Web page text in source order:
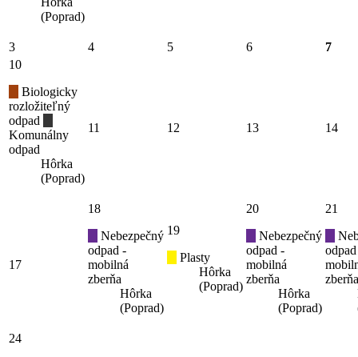
(Poprad)
3 4 5 6
7
10
Biologicky
rozložiteľný
odpad
Komunálny
odpad
Hôrka
(Poprad)
11 12 13 14
17
18
Nebezpečný
odpad -
mobilná
zberňa
Hôrka
(Poprad)
19
Plasty
Hôrka
(Poprad)
20
Nebezpečný
odpad -
mobilná
zberňa
Hôrka
(Poprad)
21
zberňa
24